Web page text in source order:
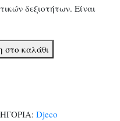
δεξιοτήτων. Είναι
στο καλάθι
Djeco